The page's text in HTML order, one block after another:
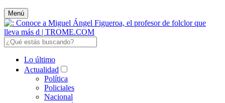
Menú
Lo último
Actualidad
Política
Policiales
Nacional